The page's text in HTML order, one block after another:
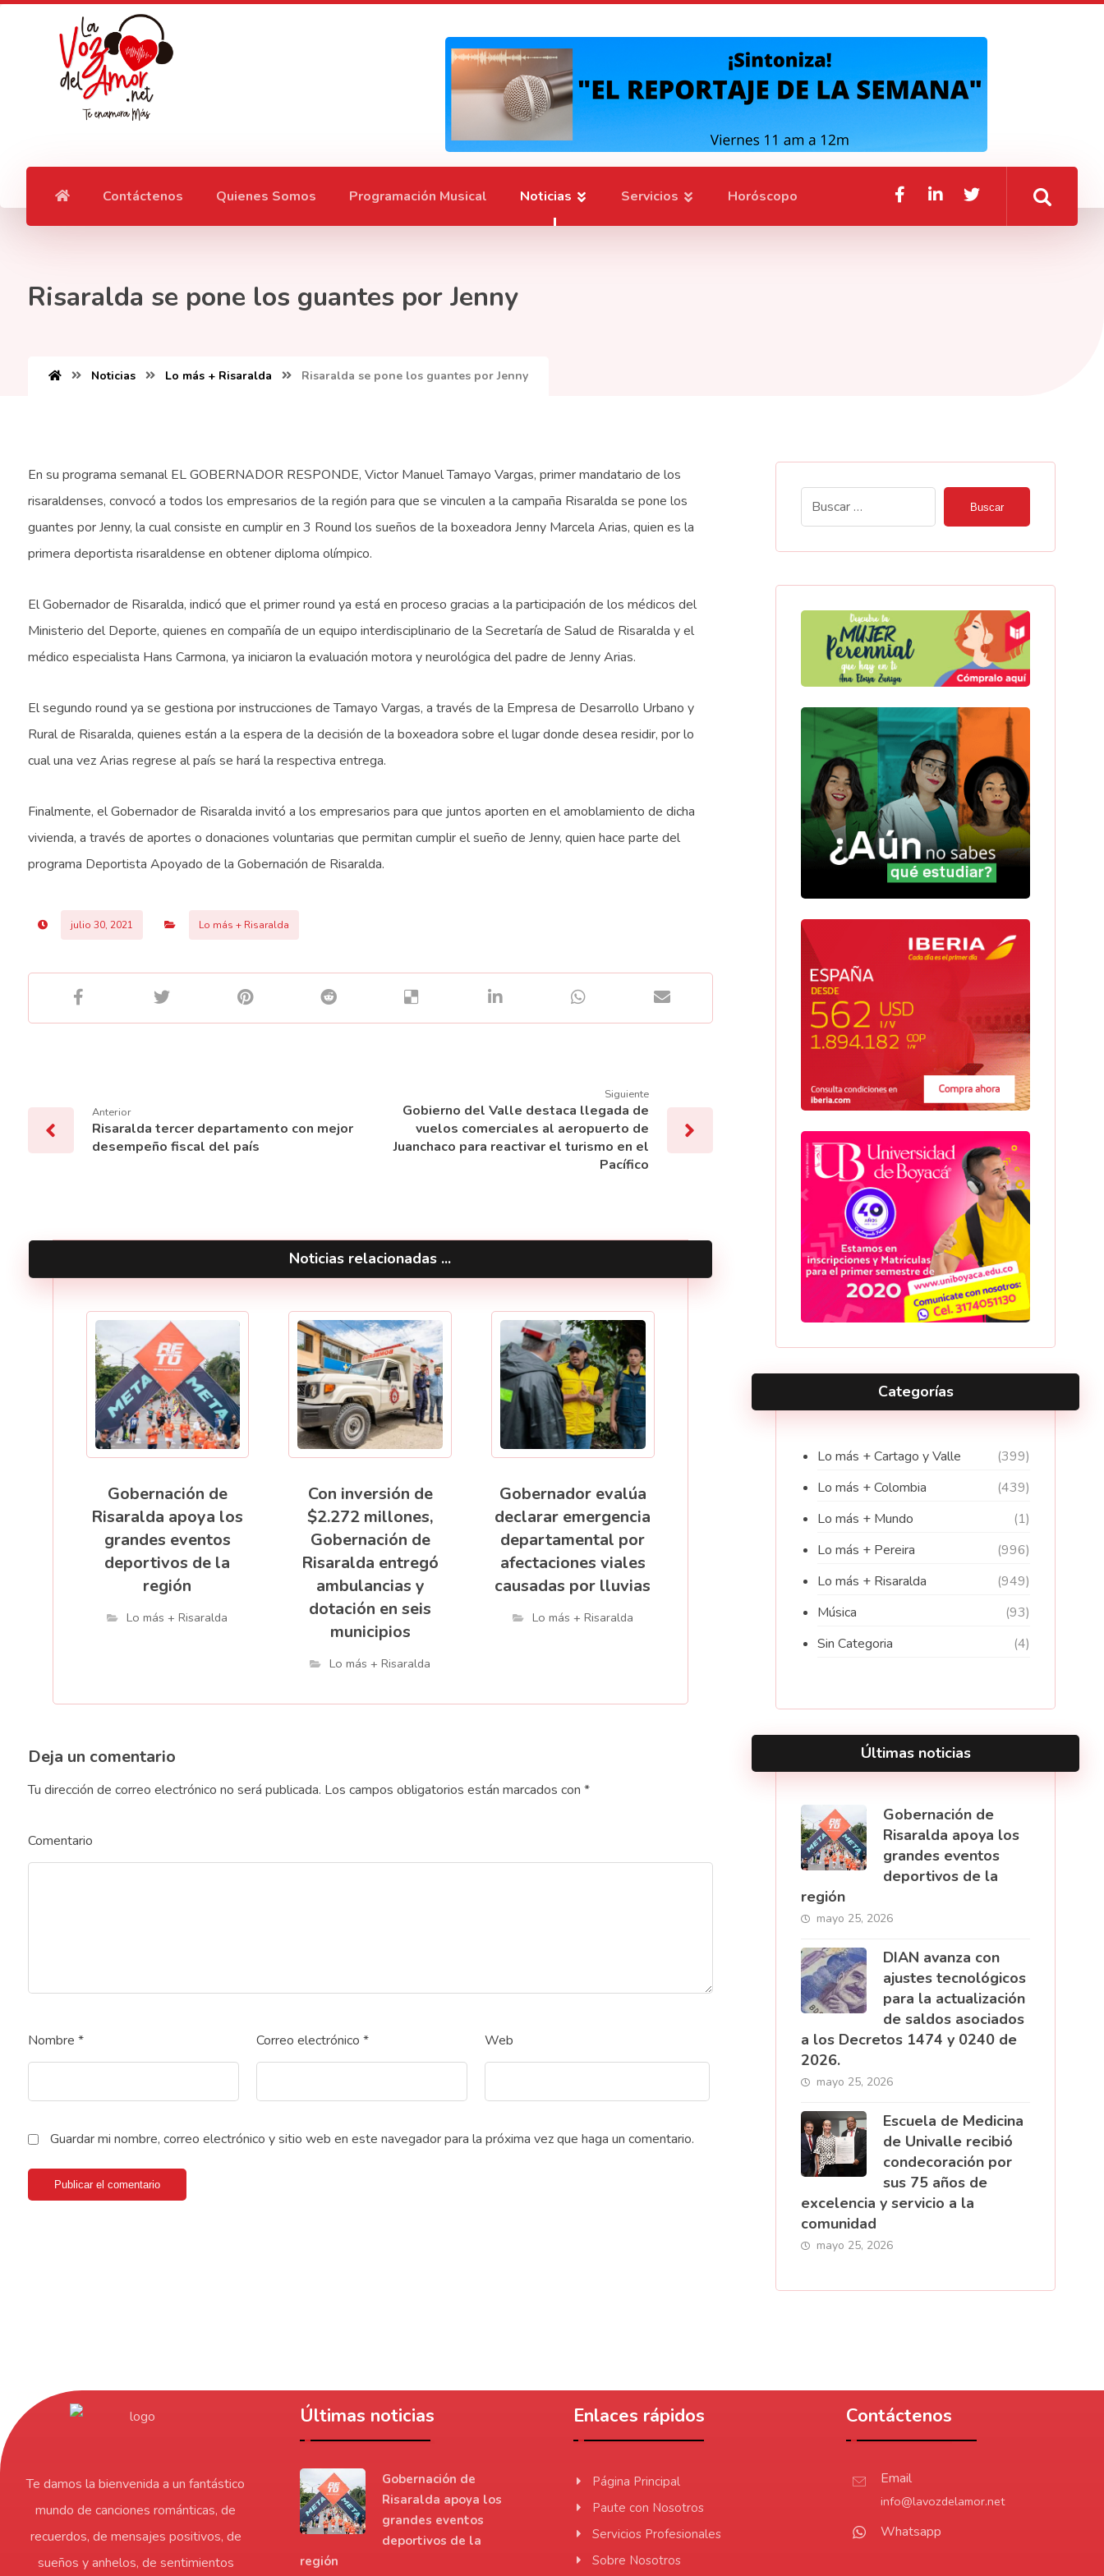
Contáctenos Quienes Somos Programación Musical Noticias Servicios Horóscopo
Risaralda se pone los guantes por Jenny
Noticias Lo más + Risaralda Risaralda se pone los guantes por Jenny
En su programa semanal EL GOBERNADOR RESPONDE, Victor Manuel Tamayo Vargas, primer mandatario de los
risaraldenses, convocó a todos los empresarios de la región para que se vinculen a la campaña Risaralda se pone los
guantes por Jenny, la cual consiste en cumplir en 3 Round los sueños de la boxeadora Jenny Marcela Arias, quien es la
primera deportista risaraldense en obtener diploma olímpico.
El Gobernador de Risaralda, indicó que el primer round ya está en proceso gracias a la participación de los médicos del
Ministerio del Deporte, quienes en compañía de un equipo interdisciplinario de la Secretaría de Salud de Risaralda y el
médico especialista Hans Carmona, ya iniciaron la evaluación motora y neurológica del padre de Jenny Arias.
El segundo round ya se gestiona por instrucciones de Tamayo Vargas, a través de la Empresa de Desarrollo Urbano y
Rural de Risaralda, quienes están a la espera de la decisión de la boxeadora sobre el lugar donde desea residir, por lo
cual una vez Arias regrese al país se hará la respectiva entrega.
Finalmente, el Gobernador de Risaralda invitó a los empresarios para que juntos aporten en el amoblamiento de dicha
vivienda, a través de aportes o donaciones voluntarias que permitan cumplir el sueño de Jenny, quien hace parte del
programa Deportista Apoyado de la Gobernación de Risaralda.
julio 30, 2021 Lo más + Risaralda
Anterior
Risaralda tercer departamento con mejor
desempeño fiscal del país
Siguiente
Gobierno del Valle destaca llegada de
vuelos comerciales al aeropuerto de
Juanchaco para reactivar el turismo en el
Pacífico
Noticias relacionadas ...
Gobernación de
Risaralda apoya los
grandes eventos
deportivos de la
región
Lo más + Risaralda
Con inversión de
$2.272 millones,
Gobernación de
Risaralda entregó
ambulancias y
dotación en seis
municipios
Lo más + Risaralda
Gobernador evalúa
declarar emergencia
departamental por
afectaciones viales
causadas por lluvias
Lo más + Risaralda
Deja un comentario
Tu dirección de correo electrónico no será publicada. Los campos obligatorios están marcados con *
Comentario
Nombre * Correo electrónico * Web
Guardar mi nombre, correo electrónico y sitio web en este navegador para la próxima vez que haga un comentario.
Publicar el comentario
Buscar
Categorías
Lo más + Cartago y Valle
(399)
Lo más + Colombia
(439)
Lo más + Mundo
(1)
Lo más + Pereira
(996)
Lo más + Risaralda
(949)
Música
(93)
Sin Categoria
(4)
Últimas noticias
Gobernación de
Risaralda apoya los
grandes eventos
deportivos de la
región
mayo 25, 2026
DIAN avanza con
ajustes tecnológicos
para la actualización
de saldos asociados
a los Decretos 1474 y 0240 de
2026.
mayo 25, 2026
Escuela de Medicina
de Univalle recibió
condecoración por
sus 75 años de
excelencia y servicio a la
comunidad
mayo 25, 2026
Te damos la bienvenida a un fantástico
mundo de canciones románticas, de
recuerdos, de mensajes positivos, de
sueños y anhelos, de sentimientos
Últimas noticias
Gobernación de
Risaralda apoya los
grandes eventos
deportivos de la
región
Enlaces rápidos
Página Principal
Paute con Nosotros
Servicios Profesionales
Sobre Nosotros
Contáctenos
Email
info@lavozdelamor.net
Whatsapp